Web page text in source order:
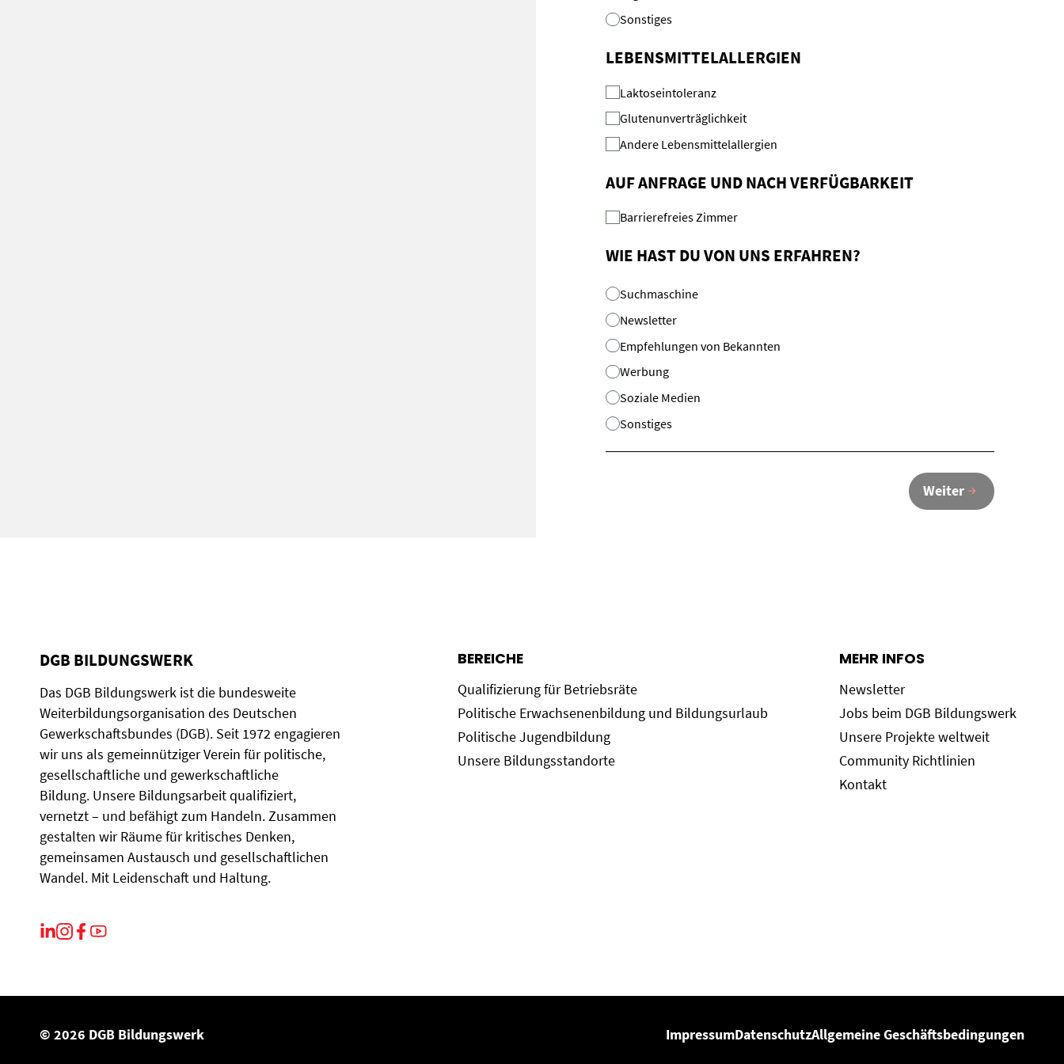
Sonstiges
LEBENSMITTELALLERGIEN
Laktoseintoleranz
Glutenunverträglichkeit
Andere Lebensmittelallergien
AUF ANFRAGE UND NACH VERFÜGBARKEIT
Barrierefreies Zimmer
WIE HAST DU VON UNS ERFAHREN?
Suchmaschine
Newsletter
Empfehlungen von Bekannten
Werbung
Soziale Medien
Sonstiges
Weiter
DGB BILDUNGSWERK
Das DGB Bildungswerk ist die bundesweite
Weiterbildungsorganisation des Deutschen
Gewerkschaftsbundes (DGB). Seit 1972 engagieren
wir uns als gemeinnütziger Verein für politische,
gesellschaftliche und gewerkschaftliche
Bildung. Unsere Bildungsarbeit qualifiziert,
vernetzt – und befähigt zum Handeln. Zusammen
gestalten wir Räume für kritisches Denken,
gemeinsamen Austausch und gesellschaftlichen
Wandel. Mit Leidenschaft und Haltung.
BEREICHE
Qualifizierung für Betriebsräte
Politische Erwachsenenbildung und Bildungsurlaub
Politische Jugendbildung
Unsere Bildungsstandorte
MEHR INFOS
Newsletter
Jobs beim DGB Bildungswerk
Unsere Projekte weltweit
Community Richtlinien
Kontakt
© 2026 DGB Bildungswerk ImpressumDatenschutzAllgemeine Geschäftsbedingungen